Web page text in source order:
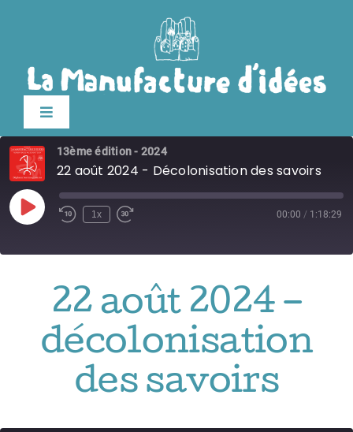
Toggle
Navigation
Édition 2026
Le festival
Billetterie
Infos pratiques
Bénévoles
13ème édition - 2024
22 août 2024 - Décolonisation des savoirs
Play
Episode
1x 00:00 / 1:18:29
22 août 2024 –
décolonisation
des savoirs